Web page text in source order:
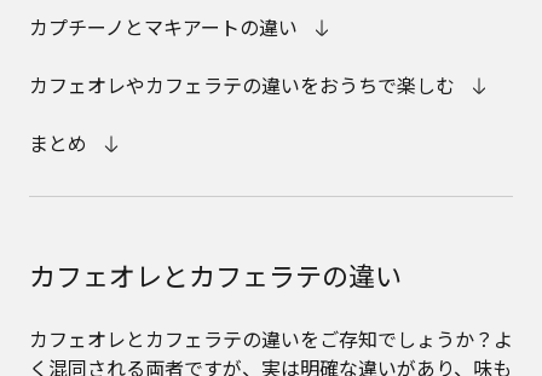
カプチーノとマキアートの違い
カフェオレやカフェラテの違いをおうちで楽しむ
まとめ
カフェオレとカフェラテの違い
カフェオレとカフェラテの違いをご存知でしょうか？よ
く混同される両者ですが、実は明確な違いがあり、味も